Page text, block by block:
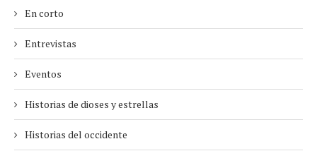
En corto
Entrevistas
Eventos
Historias de dioses y estrellas
Historias del occidente